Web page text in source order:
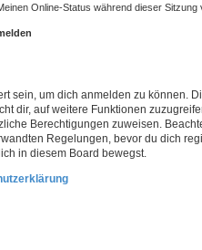
Online-Status während dieser Sitzung
sein, um dich anmelden zu können.
dir, auf weitere Funktionen
Berechtigungen zuweisen.
Regelungen, bevor du dich
in diesem Board bewegst.